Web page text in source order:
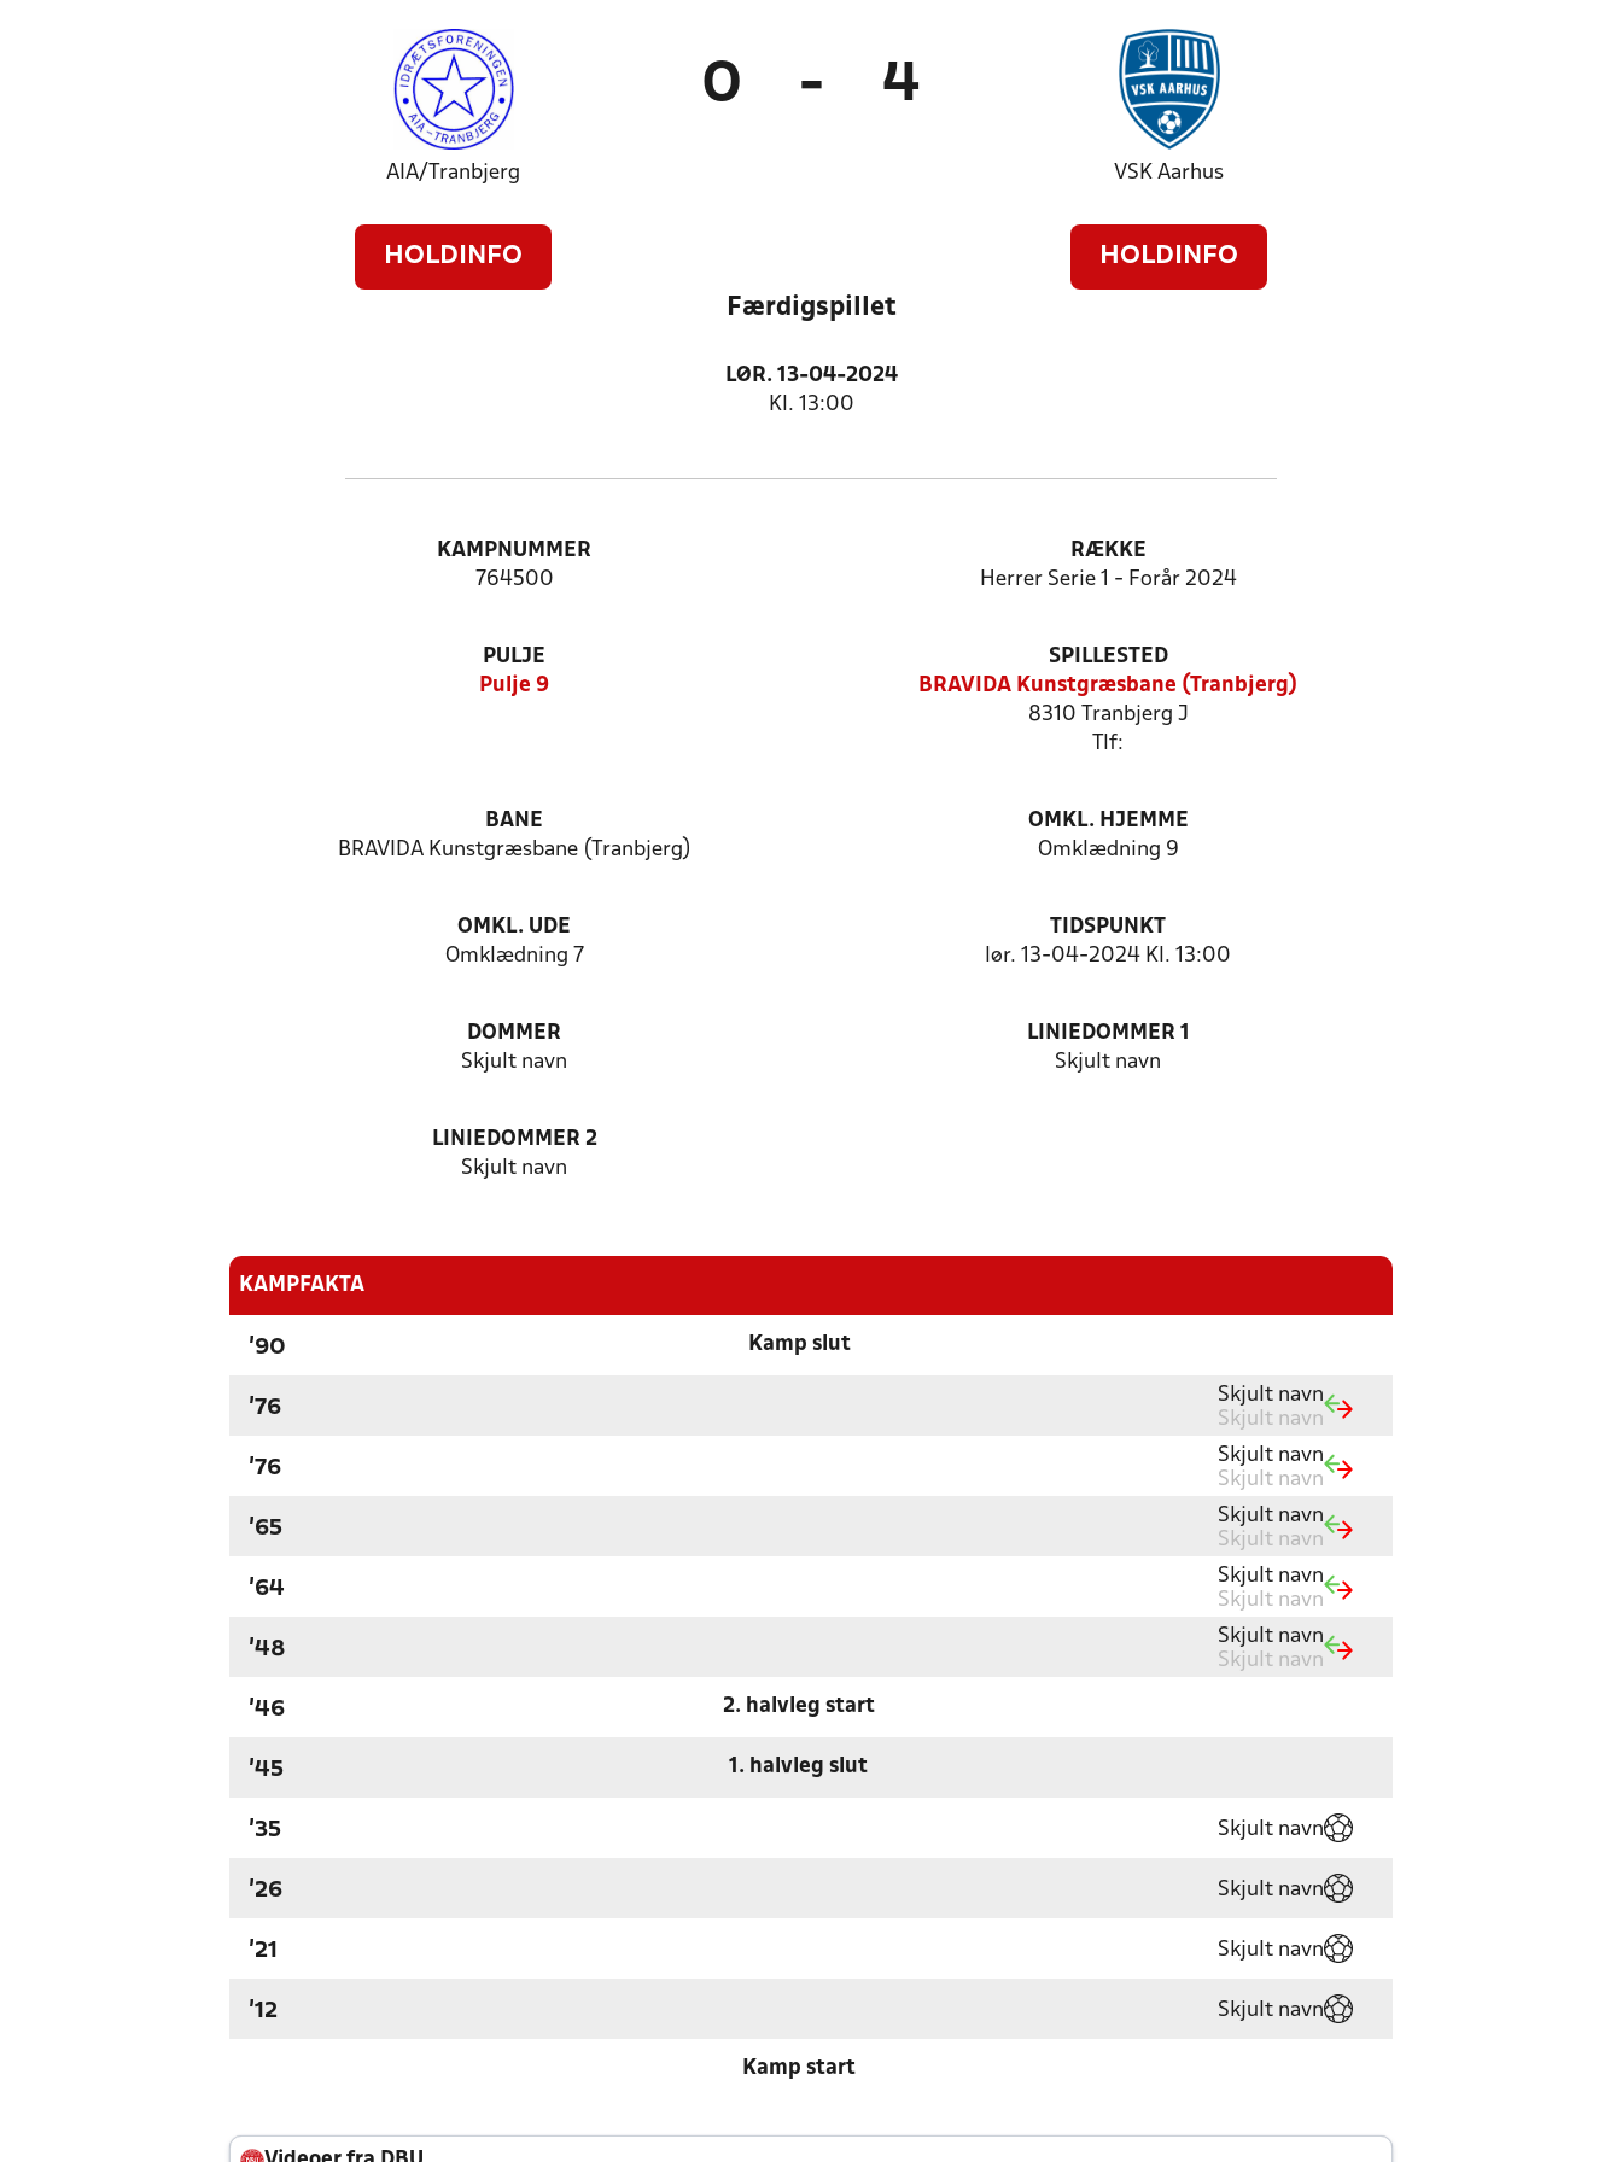
AIA/Tranbjerg
HOLDINFO
0 - 4
VSK Aarhus
HOLDINFO
Færdigspillet
LØR. 13-04-2024
Kl. 13:00
KAMPNUMMER
764500
RÆKKE
Herrer Serie 1 - Forår 2024
PULJE
Pulje 9
SPILLESTED
BRAVIDA Kunstgræsbane (Tranbjerg)
8310 Tranbjerg J
Tlf:
BANE
BRAVIDA Kunstgræsbane (Tranbjerg)
OMKL. HJEMME
Omklædning 9
OMKL. UDE
Omklædning 7
TIDSPUNKT
lør. 13-04-2024 Kl. 13:00
DOMMER
Skjult navn
LINIEDOMMER 1
Skjult navn
LINIEDOMMER 2
Skjult navn
KAMPFAKTA
'90 Kamp slut
'76
Skjult navn
Skjult navn
'76
Skjult navn
Skjult navn
'65
Skjult navn
Skjult navn
'64
Skjult navn
Skjult navn
'48
Skjult navn
Skjult navn
'46 2. halvleg start
'45 1. halvleg slut
'35 Skjult navn
'26 Skjult navn
'21 Skjult navn
'12 Skjult navn
Kamp start